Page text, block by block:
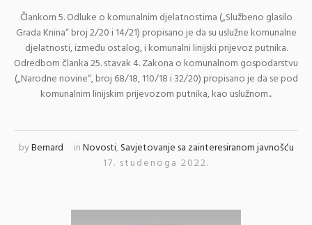
Člankom 5. Odluke o komunalnim djelatnostima („Službeno glasilo
Grada Knina“ broj 2/20 i 14/21) propisano je da su uslužne komunalne
djelatnosti, između ostalog, i komunalni linijski prijevoz putnika.
Odredbom članka 25. stavak 4. Zakona o komunalnom gospodarstvu
(„Narodne novine“, broj 68/18, 110/18 i 32/20) propisano je da se pod
komunalnim linijskim prijevozom putnika, kao uslužnom...
byBernard inNovosti,Savjetovanje sa zainteresiranom javnošću
17. studenoga 2022.